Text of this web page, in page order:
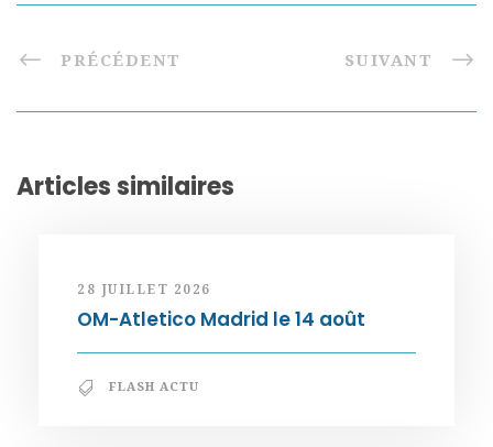
PRÉCÉDENT SUIVANT
Articles similaires
28 JUILLET 2026
OM-Atletico Madrid le 14 août
FLASH ACTU